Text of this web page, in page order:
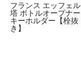
フランス エッフェル
塔 ボトルオープナー
キーホルダー【栓抜
き】